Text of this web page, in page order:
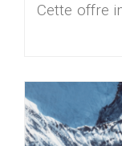
Cette offre